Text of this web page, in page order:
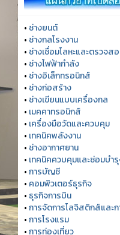
• ช่างยนต์
• ช่างกลโรงงาน
• ช่างเชื่อมโลหะและตรวจส
• ช่างไฟฟ้ากำลัง
• ช่างอิเล็กทรอนิกส์
• ช่างก่อสร้าง
• ช่างเขียนแบบเครื่องกล
• เมคคาทรอนิกส์
• เครื่องมือวัดและควบคุม
• เทคนิคพลังงาน
• ช่างอากาศยาน
• เทคนิคควบคุมและซ่อมบำ
•การบัญชี
• คอมพิวเตอร์ธุรกิจ
• ธุรกิจการบิน
•การจัดการโลจิสติกส์และ
•การโรงแรม
•การท่องเที่ยว